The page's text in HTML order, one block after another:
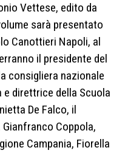
Vettese, edito da
sarà presentato
Canottieri Napoli, al
il presidente del
consigliera nazionale
e direttrice della Scuola
De Falco, il
Gianfranco Coppola,
Campania, Fiorella